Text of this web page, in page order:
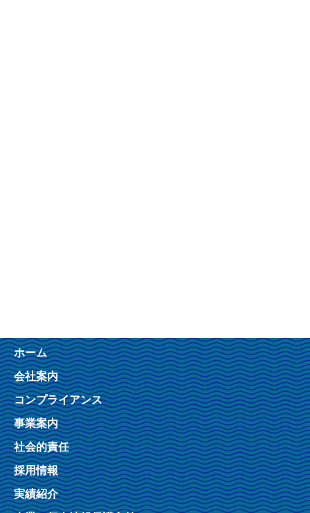
ホーム
会社案内
コンプライアンス
事業案内
社会的責任
採用情報
実績紹介